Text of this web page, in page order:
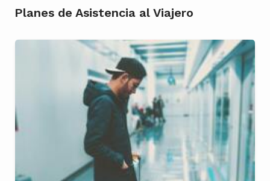
Planes de Asistencia al Viajero